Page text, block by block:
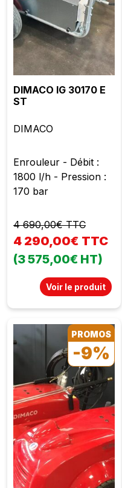
DIMACO IG 30170 E
ST
DIMACO
Enrouleur - Débit :
1800 l/h - Pression :
170 bar
4 690,00€ TTC
4 290,00€ TTC
(3 575,00€ HT)
Voir le produit
PROMOS
-9%